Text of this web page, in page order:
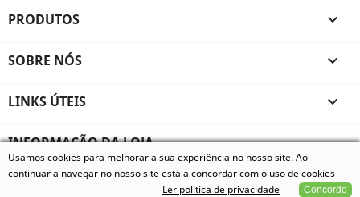
PRODUTOS 
SOBRE NÓS 
LINKS ÚTEIS 
INFORMAÇÃO DA LOJA
© 2026 - Vivum - Especializados em Animais Exóticos, todos
Usamos cookies para melhorar a sua experiência no nosso site. Ao
continuar a navegar no nosso site está a concordar com o uso de cookies
Ler politica de privacidade
Concordo